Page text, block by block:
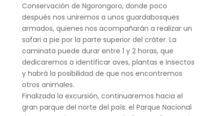
Conservación de Ngorongoro, donde poco
después nos uniremos a unos guardabosques
armados, quienes nos acompañarán a realizar un
safari a pie por la parte superior del cráter. La
caminata puede durar entre 1 y 2 horas, que
dedicaremos a identificar aves, plantas e insectos
y habrá la posibilidad de que nos encontremos
otros animales.
Finalizada la excursión, continuaremos hacia el
gran parque del norte del país: el Parque Nacional